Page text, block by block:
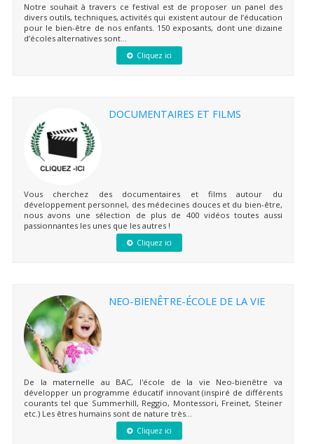
Notre souhait à travers ce festival est de proposer un panel des
divers outils, techniques, activités qui existent autour de l’éducation
pour le bien-être de nos enfants. 150 exposants, dont une dizaine
d’écoles alternatives sont...
Cliquez ici
DOCUMENTAIRES ET FILMS
Vous cherchez des documentaires et films autour du
développement personnel, des médecines douces et du bien-être,
nous avons une sélection de plus de 400 vidéos toutes aussi
passionnantes les unes que les autres !
Cliquez ici
NEO-BIENÊTRE-ÉCOLE DE LA VIE
De la maternelle au BAC, l'école de la vie Neo-bienêtre va
développer un programme éducatif innovant (inspiré de différents
courants tel que Summerhill, Reggio, Montessori, Freinet, Steiner
etc.) Les êtres humains sont de nature très...
Cliquez ici